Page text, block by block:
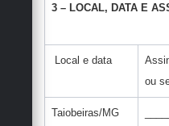
3 – LOCAL, DATA E
Local e data
ou
Taiobeiras/MG